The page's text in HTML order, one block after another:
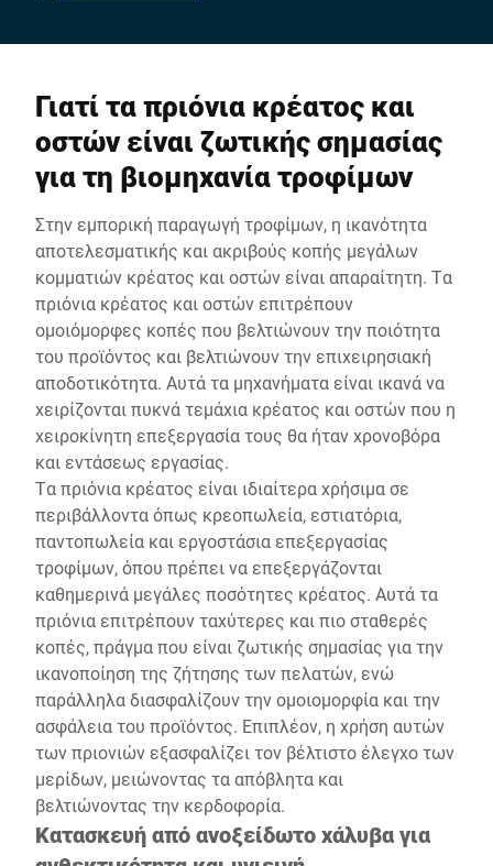
Γιατί τα πριόνια κρέατος και
οστών είναι ζωτικής σημασίας
για τη βιομηχανία τροφίμων
Στην εμπορική παραγωγή τροφίμων, η ικανότητα
αποτελεσματικής και ακριβούς κοπής μεγάλων
κομματιών κρέατος και οστών είναι απαραίτητη. Τα
πριόνια κρέατος και οστών επιτρέπουν
ομοιόμορφες κοπές που βελτιώνουν την ποιότητα
του προϊόντος και βελτιώνουν την επιχειρησιακή
αποδοτικότητα. Αυτά τα μηχανήματα είναι ικανά να
χειρίζονται πυκνά τεμάχια κρέατος και οστών που η
χειροκίνητη επεξεργασία τους θα ήταν χρονοβόρα
και εντάσεως εργασίας.
Τα πριόνια κρέατος είναι ιδιαίτερα χρήσιμα σε
περιβάλλοντα όπως κρεοπωλεία, εστιατόρια,
παντοπωλεία και εργοστάσια επεξεργασίας
τροφίμων, όπου πρέπει να επεξεργάζονται
καθημερινά μεγάλες ποσότητες κρέατος. Αυτά τα
πριόνια επιτρέπουν ταχύτερες και πιο σταθερές
κοπές, πράγμα που είναι ζωτικής σημασίας για την
ικανοποίηση της ζήτησης των πελατών, ενώ
παράλληλα διασφαλίζουν την ομοιομορφία και την
ασφάλεια του προϊόντος. Επιπλέον, η χρήση αυτών
των πριονιών εξασφαλίζει τον βέλτιστο έλεγχο των
μερίδων, μειώνοντας τα απόβλητα και
βελτιώνοντας την κερδοφορία.
Κατασκευή από ανοξείδωτο χάλυβα για